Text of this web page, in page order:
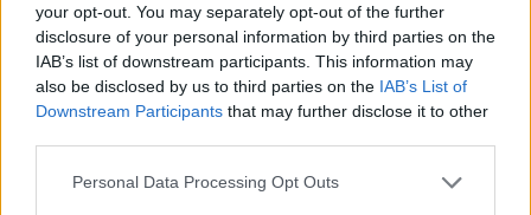
your opt-out. You may separately opt-out of the further
disclosure of your personal information by third parties on the
IAB’s list of downstream participants. This information may
also be disclosed by us to third parties on the IAB’s List of
Downstream Participants that may further disclose it to other
Please note that this website/app uses one or more Google
Personal Data Processing Opt Outs
Ιουλία Καλλιμάνη: Πότε και πού θα γίνει ο
γάμος της με τον σύντροφό της, Μιχάλη
Τουρατζίδη
06.08.2026